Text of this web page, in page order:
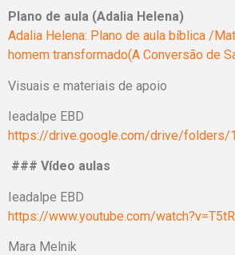
Plano de aula (Adalia Helena)
Adalia Helena: Plano de aula bíblica /
homem transformado(A Conversão de
Visuais e materiais de apoio
Ieadalpe EBD
https://drive.google.com/drive/folders/
### Vídeo aulas
Ieadalpe EBD
https://www.youtube.com/
Mara Melnik